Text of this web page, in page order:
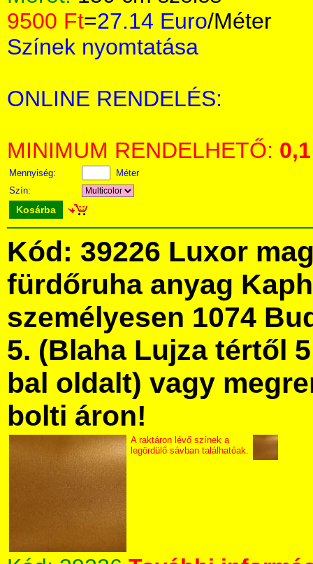
9500 Ft=27.14 Euro/Méter
Színek nyomtatása
ONLINE RENDELÉS:
MINIMUM RENDELHETŐ: 0,1
Mennyiség:
Méter
Szín:
Kosárba
Kód: 39226 Luxor
fürdőruha anyag
személyesen 1074
5. (Blaha Lujza tértől
bal oldalt) vagy
bolti áron!
A raktáron lévő színek a
legördülő sávban találhatóak.